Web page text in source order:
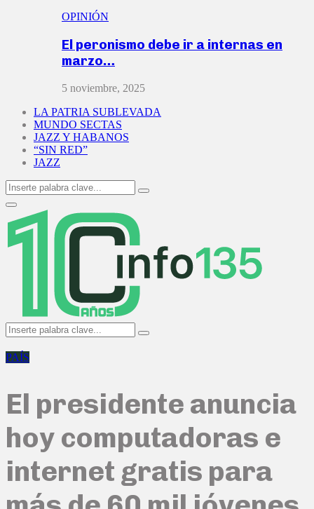
OPINIÓN
El peronismo debe ir a internas en
marzo…
5 noviembre, 2025
LA PATRIA SUBLEVADA
MUNDO SECTAS
JAZZ Y HABANOS
“SIN RED”
JAZZ
Search
for:
Search
Primary
Menu
Search
for:
Search
PAÍS
El presidente anuncia
hoy computadoras e
internet gratis para